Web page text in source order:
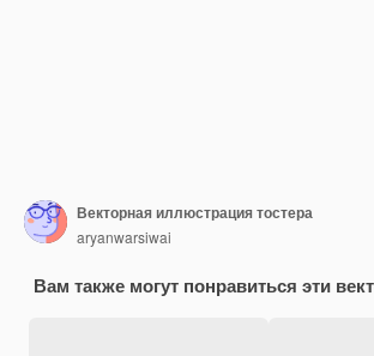
Векторная иллюстрация тостера
aryanwarsiwai
Вам также могут понравиться эти